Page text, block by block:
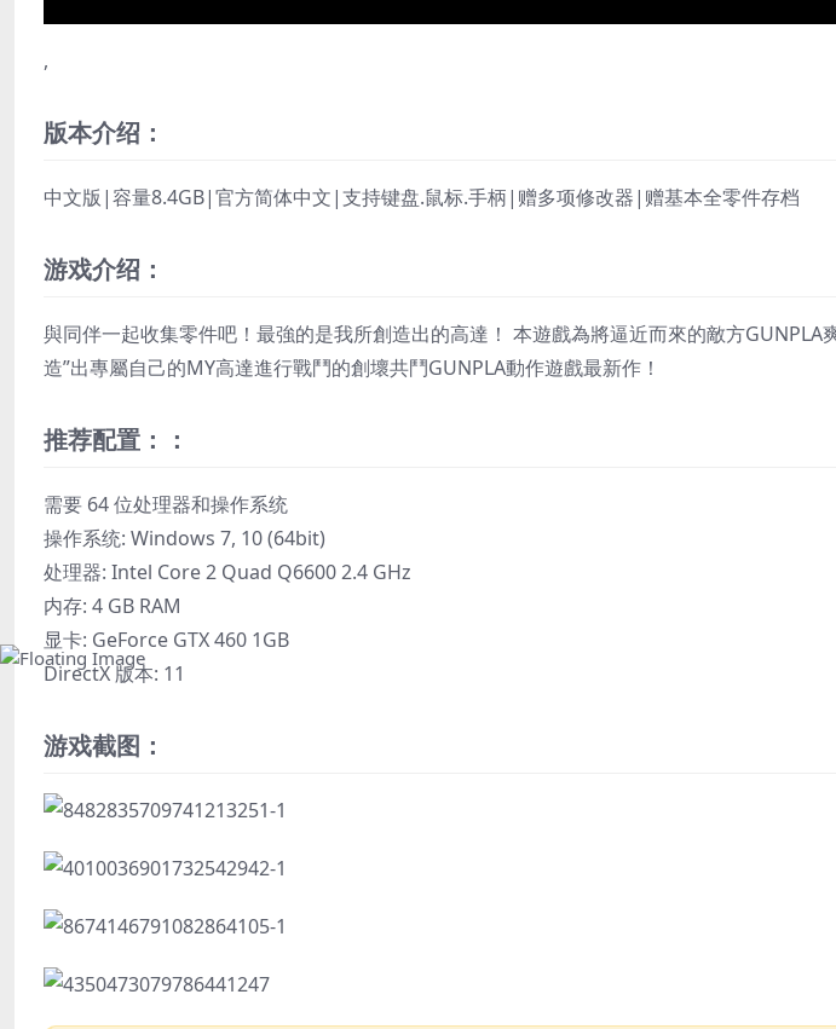
,
版本介绍：
中文版|容量8.4GB|官方简体中文|支持键盘.鼠标.手柄|赠多项修改器|赠基本全零件存档
游戏介绍：
與同伴一起收集零件吧！最強的是我所創造出的高達！ 本遊戲為將逼近而來的敵方GUNPLA
造”出專屬自己的MY高達進行戰鬥的創壞共鬥GUNPLA動作遊戲最新作！
推荐配置：：
需要 64 位处理器和操作系统
操作系统: Windows 7, 10 (64bit)
处理器: Intel Core 2 Quad Q6600 2.4 GHz
内存: 4 GB RAM
显卡: GeForce GTX 460 1GB
DirectX 版本: 11
游戏截图：